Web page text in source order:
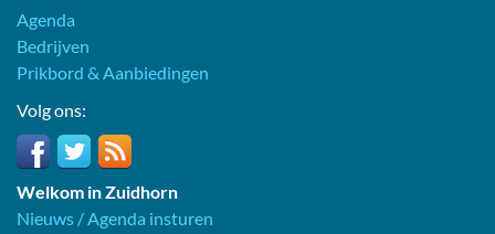
Agenda
Bedrijven
Prikbord & Aanbiedingen
Volg ons:
Welkom in Zuidhorn
Nieuws / Agenda insturen